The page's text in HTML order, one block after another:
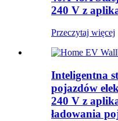
240 V z
Przeczytaj więcej
Inteligentna
pojazdów
240 V z
ładowania